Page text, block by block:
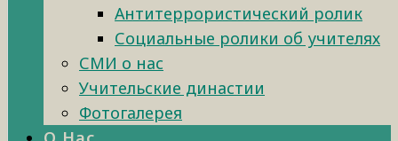
Антитеррористический ролик
Социальные ролики об учителях
СМИ о нас
Учительские династии
Фотогалерея